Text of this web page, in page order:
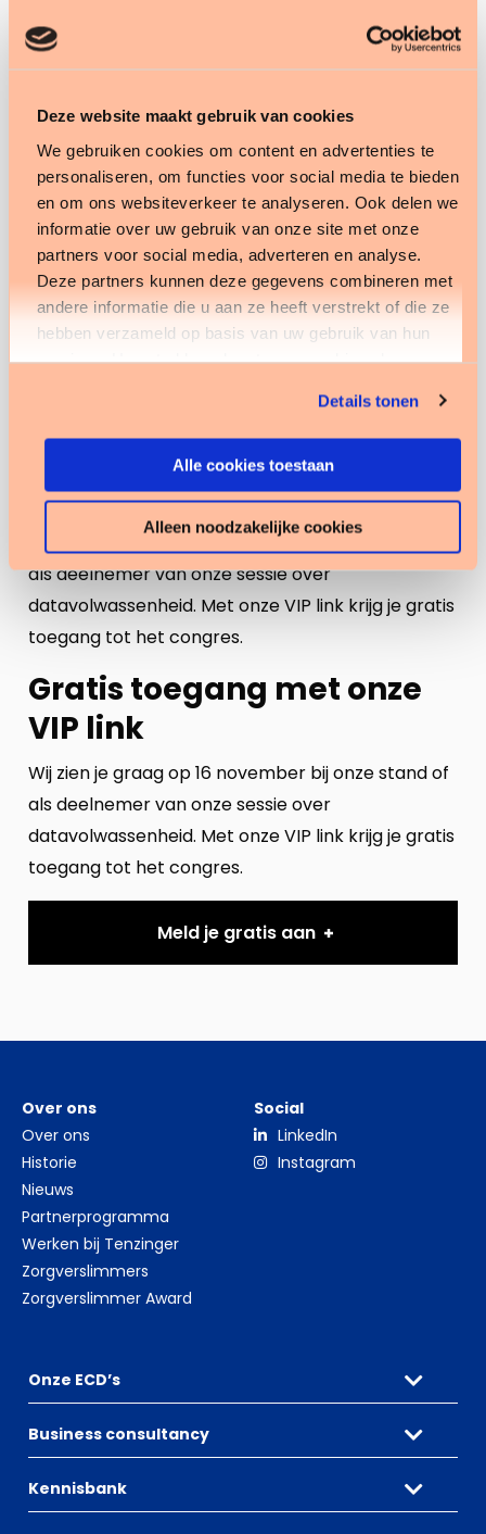
Deze website maakt gebruik van cookies
We gebruiken cookies om content en advertenties te
personaliseren, om functies voor social media te bieden
en om ons websiteverkeer te analyseren. Ook delen we
informatie over uw gebruik van onze site met onze
partners voor social media, adverteren en analyse.
Deze partners kunnen deze gegevens combineren met
andere informatie die u aan ze heeft verstrekt of die ze
hebben verzameld op basis van uw gebruik van hun
services. U gaat akkoord met onze cookies als u onze
Details tonen
Alle cookies toestaan
Alleen noodzakelijke cookies
Datavolwassenheid: de sleutel tot een
Een datavolwassen zorgorganisatie is een
toekomstbestendige zorgorganisatie. In deze
sessie bespreken we hoe een goede toepassing
van data kan helpen om de zorg betaalbaar en
bemensbaar te maken én delen we tools en best
practices waarmee zorgorganisaties direct mee
aan de slag kunnen om hun datavolwassenheid te
vergroten.
Mogelijkheden voor groei in datavolwassenheid
Tools & best practices om direct mee aan de
slag te gaan
Wij zien je graag op 16 november bij onze stand of
als deelnemer van onze sessie over
datavolwassenheid. Met onze VIP link krijg je gratis
toegang tot het congres.
Gratis toegang met onze
VIP link
Wij zien je graag op 16 november bij onze stand of
als deelnemer van onze sessie over
datavolwassenheid. Met onze VIP link krijg je gratis
toegang tot het congres.
Meld je gratis aan
Over ons
Over ons
Historie
Nieuws
Partnerprogramma
Werken bij Tenzinger
Zorgverslimmers
Zorgverslimmer Award
Social
LinkedIn
Instagram
Onze ECD’s
Business consultancy
Kennisbank